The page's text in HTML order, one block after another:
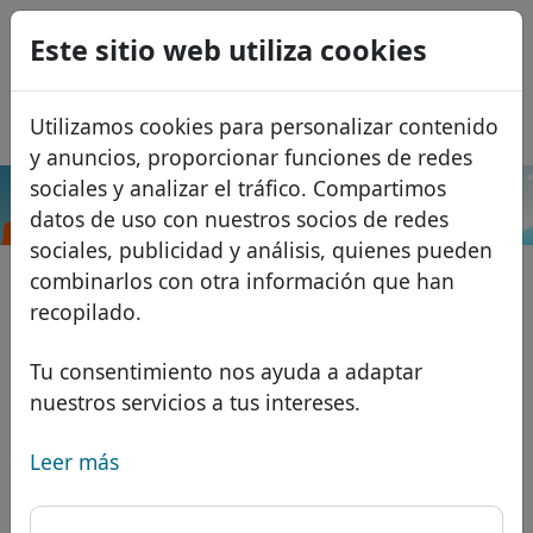
Este sitio web utiliza cookies
Utilizamos cookies para personalizar contenido
y anuncios, proporcionar funciones de redes
sociales y analizar el tráfico. Compartimos
datos de uso con nuestros socios de redes
sociales, publicidad y análisis, quienes pueden
combinarlos con otra información que han
recopilado.
Tu consentimiento nos ayuda a adaptar
nuestros servicios a tus intereses.
Leer más
Dominios
Base de datos de dominios
Dominios africanos
Dominios asiáticos
Dominios europeos
Dominios de Oriente Medio
Dominios norteamericanos
Lista de precios
Descuentos
Transferir
Buscar
Servicios
Protección de ID
Alojamiento DNS
WHOIS
USD
EUR
GBP
Français
Italiano
Português
Română
Eesti
.blog Buscar